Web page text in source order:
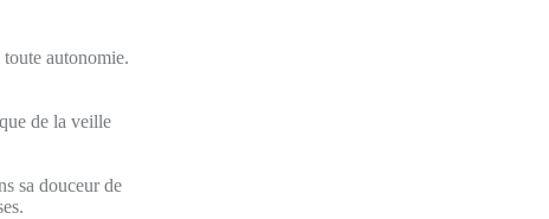
autonomie.
de la veille
sa douceur de